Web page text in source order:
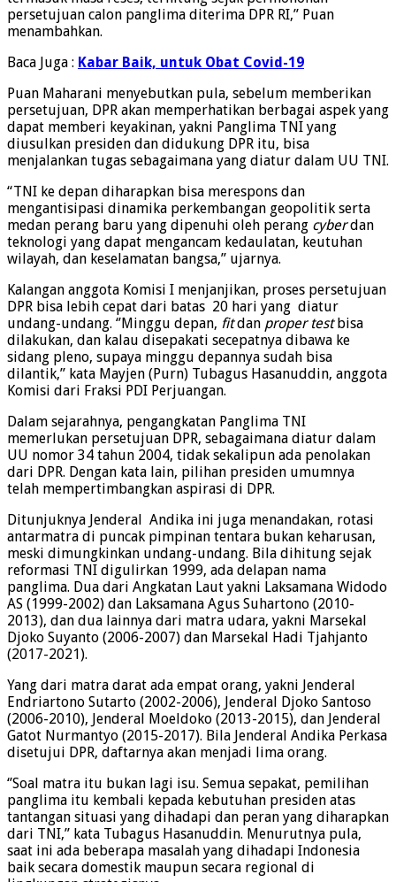
persetujuan calon panglima diterima DPR RI,” Puan
menambahkan.
Baca Juga : Kabar Baik, untuk Obat Covid-19
Puan Maharani menyebutkan pula, sebelum memberikan
persetujuan, DPR akan memperhatikan berbagai aspek yang
dapat memberi keyakinan, yakni Panglima TNI yang
diusulkan presiden dan didukung DPR itu, bisa
menjalankan tugas sebagaimana yang diatur dalam UU TNI.
“TNI ke depan diharapkan bisa merespons dan
mengantisipasi dinamika perkembangan geopolitik serta
medan perang baru yang dipenuhi oleh perang cyberdan
teknologi yang dapat mengancam kedaulatan, keutuhan
wilayah, dan keselamatan bangsa,” ujarnya.
Kalangan anggota Komisi I menjanjikan, proses persetujuan
DPR bisa lebih cepat dari batas 20 hari yang diatur
undang-undang. ‘’Minggu depan, fitdan proper testbisa
dilakukan, dan kalau disepakati secepatnya dibawa ke
sidang pleno, supaya minggu depannya sudah bisa
dilantik,’’ kata Mayjen (Purn) Tubagus Hasanuddin, anggota
Komisi dari Fraksi PDI Perjuangan.
Dalam sejarahnya, pengangkatan Panglima TNI
memerlukan persetujuan DPR, sebagaimana diatur dalam
UU nomor 34 tahun 2004, tidak sekalipun ada penolakan
dari DPR. Dengan kata lain, pilihan presiden umumnya
telah mempertimbangkan aspirasi di DPR.
Ditunjuknya Jenderal Andika ini juga menandakan, rotasi
antarmatra di puncak pimpinan tentara bukan keharusan,
meski dimungkinkan undang-undang. Bila dihitung sejak
reformasi TNI digulirkan 1999, ada delapan nama
panglima. Dua dari Angkatan Laut yakni Laksamana Widodo
AS (1999-2002) dan Laksamana Agus Suhartono (2010-
2013), dan dua lainnya dari matra udara, yakni Marsekal
Djoko Suyanto (2006-2007) dan Marsekal Hadi Tjahjanto
(2017-2021).
Yang dari matra darat ada empat orang, yakni Jenderal
Endriartono Sutarto (2002-2006), Jenderal Djoko Santoso
(2006-2010), Jenderal Moeldoko (2013-2015), dan Jenderal
Gatot Nurmantyo (2015-2017). Bila Jenderal Andika Perkasa
disetujui DPR, daftarnya akan menjadi lima orang.
‘’Soal matra itu bukan lagi isu. Semua sepakat, pemilihan
panglima itu kembali kepada kebutuhan presiden atas
tantangan situasi yang dihadapi dan peran yang diharapkan
dari TNI,’’ kata Tubagus Hasanuddin. Menurutnya pula,
saat ini ada beberapa masalah yang dihadapi Indonesia
baik secara domestik maupun secara regional di